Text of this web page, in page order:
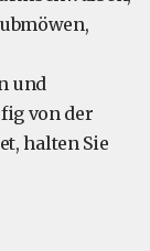
und
von der
halten Sie